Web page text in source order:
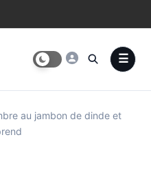
au jambon de dinde et